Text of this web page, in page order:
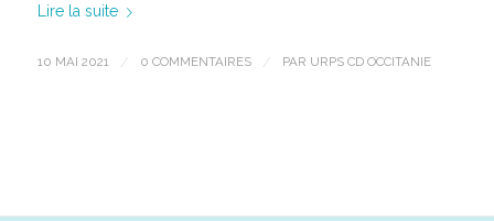
Lire la suite
10 MAI 2021 / 0 COMMENTAIRES / PAR URPS CD OCCITANIE